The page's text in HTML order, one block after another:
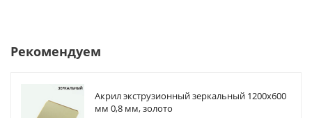
Рекомендуем
Акрил экструзионный зеркальный 1200х600
мм 0,8 мм, золото